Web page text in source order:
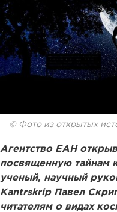
© Фото из открытых
Агентство ЕАН
посвященную тайнам
ученый, научный
Kantrskrip Павел
читателям о видах